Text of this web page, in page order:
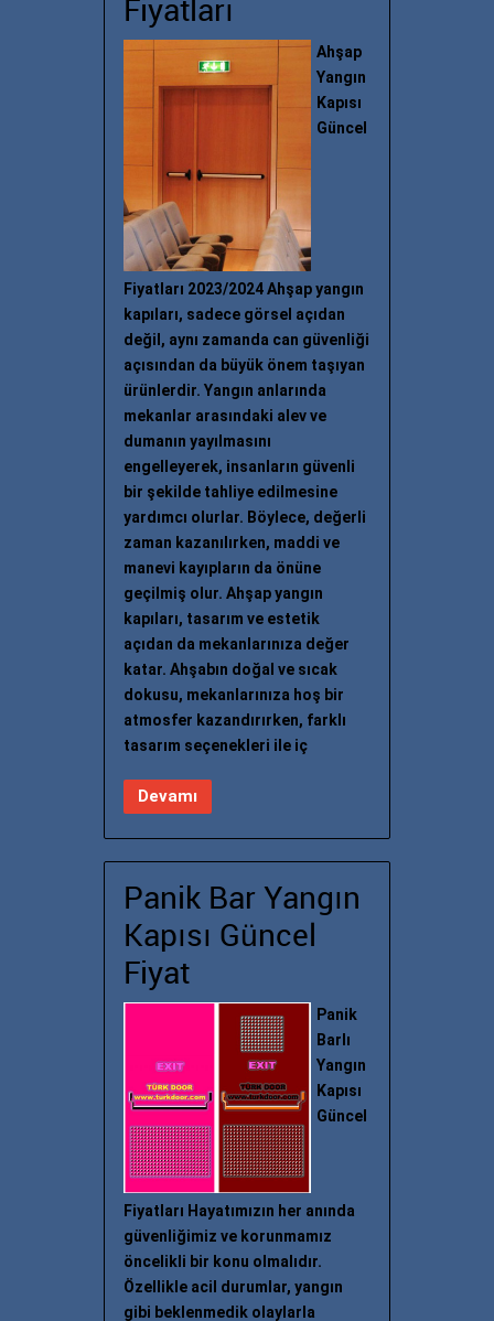
Fiyatları
Ahşap
Yangın
Kapısı
Güncel
Fiyatları 2023/2024 Ahşap yangın
kapıları, sadece görsel açıdan
değil, aynı zamanda can güvenliği
açısından da büyük önem taşıyan
ürünlerdir. Yangın anlarında
mekanlar arasındaki alev ve
dumanın yayılmasını
engelleyerek, insanların güvenli
bir şekilde tahliye edilmesine
yardımcı olurlar. Böylece, değerli
zaman kazanılırken, maddi ve
manevi kayıpların da önüne
geçilmiş olur. Ahşap yangın
kapıları, tasarım ve estetik
açıdan da mekanlarınıza değer
katar. Ahşabın doğal ve sıcak
dokusu, mekanlarınıza hoş bir
atmosfer kazandırırken, farklı
tasarım seçenekleri ile iç
Devamı
Panik Bar Yangın
Kapısı Güncel
Fiyat
Panik
Barlı
Yangın
Kapısı
Güncel
Fiyatları Hayatımızın her anında
güvenliğimiz ve korunmamız
öncelikli bir konu olmalıdır.
Özellikle acil durumlar, yangın
gibi beklenmedik olaylarla